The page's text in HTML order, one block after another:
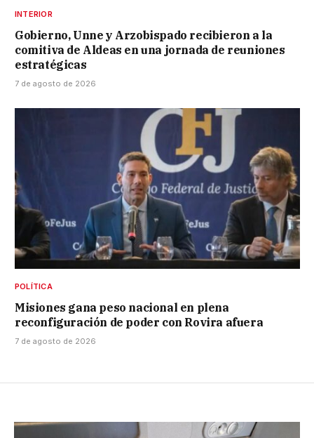
INTERIOR
Gobierno, Unne y Arzobispado recibieron a la
comitiva de Aldeas en una jornada de reuniones
estratégicas
7 de agosto de 2026
POLÍTICA
Misiones gana peso nacional en plena
reconfiguración de poder con Rovira afuera
7 de agosto de 2026